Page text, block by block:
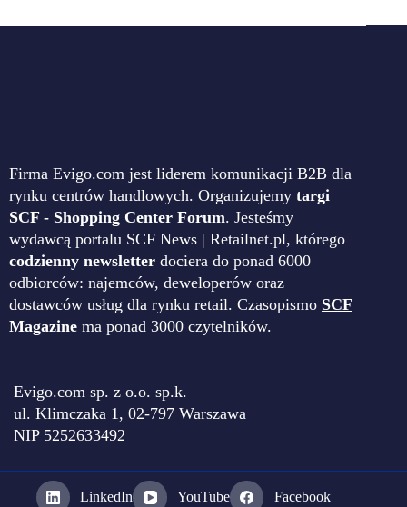
Firma Evigo.com jest liderem komunikacji B2B dla
rynku centrów handlowych. Organizujemy targi
SCF - Shopping Center Forum. Jesteśmy
wydawcą portalu SCF News | Retailnet.pl, którego
codzienny newsletter dociera do ponad 6000
odbiorców: najemców, deweloperów oraz
dostawców usług dla rynku retail. Czasopismo SCF
Magazine ma ponad 3000 czytelników.
Evigo.com sp. z o.o. sp.k.
ul. Klimczaka 1, 02-797 Warszawa
NIP 5252633492
LinkedIn YouTube Facebook